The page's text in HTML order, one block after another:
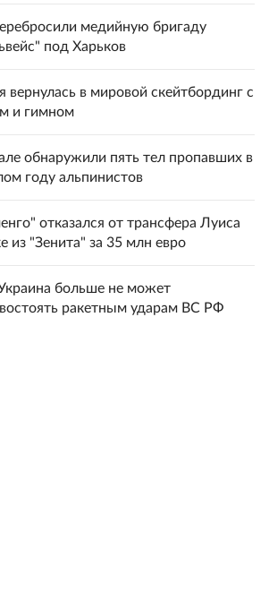
медийную бригаду
под Харьков
вернулась в мировой скейтбординг с
и гимном
обнаружили пять тел пропавших в
году альпинистов
отказался от трансфера Луиса
из "Зенита" за 35 млн евро
больше не может
ракетным ударам ВС РФ